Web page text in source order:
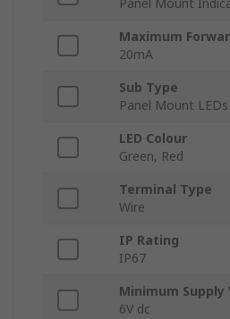
Panel Mount
Maximum
20mA
Sub Type
Panel Mount LEDs
LED Colour
Green, Red
Terminal Type
Wire
IP Rating
IP67
Minimum Supply
6V dc